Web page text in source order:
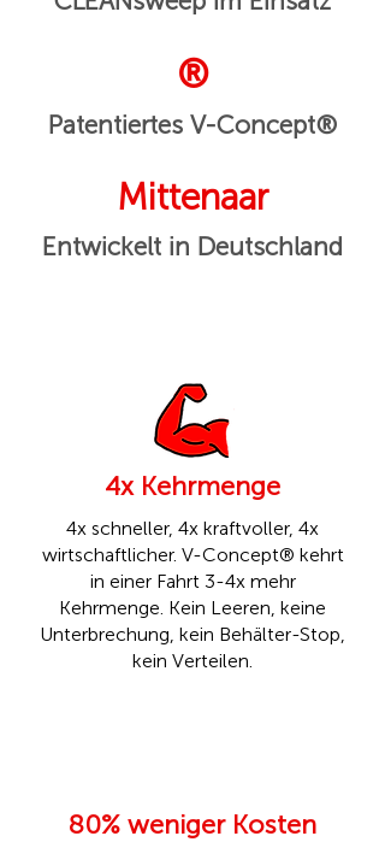
®
Patentiertes V-Concept®
Mittenaar
Entwickelt in Deutschland
4x Kehrmenge
4x schneller, 4x kraftvoller, 4x
wirtschaftlicher. V-Concept® kehrt
in einer Fahrt 3-4x mehr
Kehrmenge. Kein Leeren, keine
Unterbrechung, kein Behälter-Stop,
kein Verteilen.
80% weniger Kosten